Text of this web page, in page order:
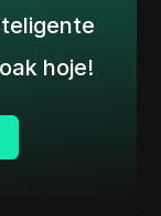
hoje!